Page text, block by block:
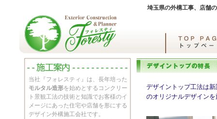
埼玉県の外構工事、店舗
当社『フォレスティ』は、長年培った
モルタル造形を始めとするコンクリー
ト景観工法の技術と知識でお客様のイ
メージにあった住宅や店舗を形にする
デザイン外構施工会社です。
デザイントップ工法は
のオリジナルデザイン